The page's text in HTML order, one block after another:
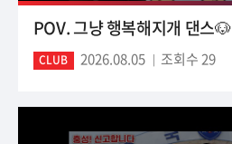
POV. 그냥 행복해지개 댄스🐶
CLUB 2026.08.05 조회수 29